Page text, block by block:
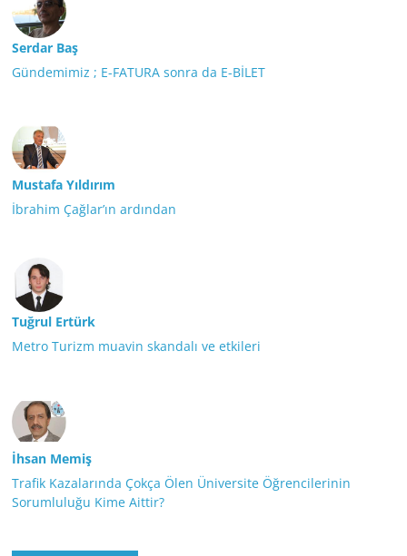
Serdar Baş
Gündemimiz ; E-FATURA sonra da E-BİLET
Mustafa Yıldırım
İbrahim Çağlar’ın ardından
Tuğrul Ertürk
Metro Turizm muavin skandalı ve etkileri
İhsan Memiş
Trafik Kazalarında Çokça Ölen Üniversite Öğrencilerinin
Sorumluluğu Kime Aittir?